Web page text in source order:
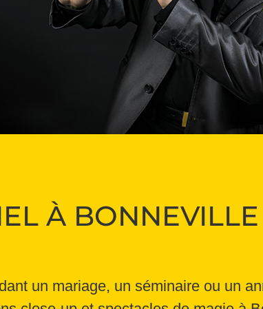
À BONNEVILLE
un mariage, un séminaire ou un